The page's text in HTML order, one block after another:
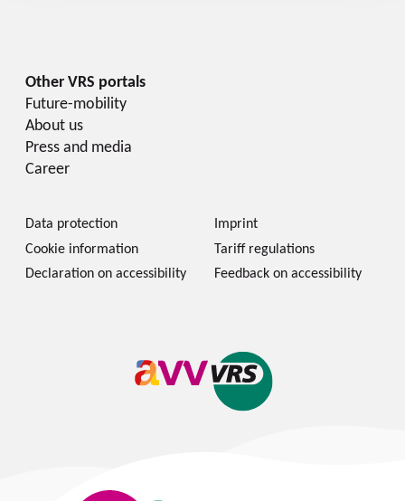
Future-mobility
About us
Press and media
Career
Data protection
Imprint
Cookie information
Tariff regulations
Declaration on accessibility
Feedback on accessibility